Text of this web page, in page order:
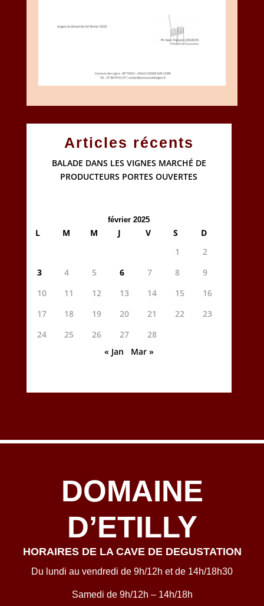
Articles récents
BALADE DANS LES VIGNES MARCHÉ DE
PRODUCTEURS PORTES OUVERTES
février 2025
L M M J V S
D
1
2
3
4 5 6 7 8
9
10
11 12 13 14 15
16
17
18 19 20 21 22
23
24
25 26 27
28
« Jan
Mar »
DOMAINE
D’ETILLY
HORAIRES DE LA CAVE DE DEGUSTATION
Du lundi au vendredi de 9h/12h et de 14h/18h30
Samedi de 9h/12h – 14h/18h